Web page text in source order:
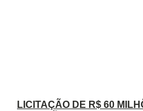
LICITAÇÃO DE R$ 60